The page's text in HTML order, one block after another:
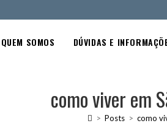
QUEM SOMOS DÚVIDAS E
como viver em
> Posts > como